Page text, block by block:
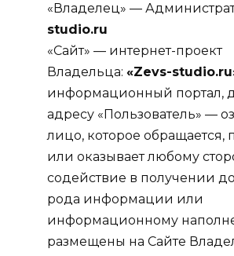
«Владелец» —
studio.ru
«Сайт» — интернет-проект
Владельца: «Zevs-
информационный портал,
адресу «Пользователь» —
лицо, которое обращается,
или оказывает любому
содействие в получении
рода информации или
информационному
размещены на Сайте